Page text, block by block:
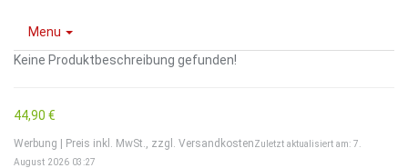
Menu
Keine Produktbeschreibung gefunden!
44,90 €
Werbung | Preis inkl. MwSt., zzgl. VersandkostenZuletzt aktualisiert am: 7.
August 2026 03:27